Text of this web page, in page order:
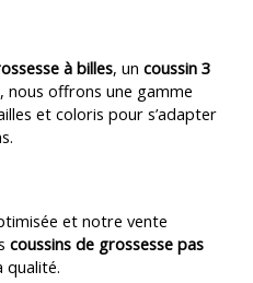
à billes, un coussin 3
nous offrons une gamme
et coloris pour s’adapter
et notre vente
coussins de grossesse pas
qualité.